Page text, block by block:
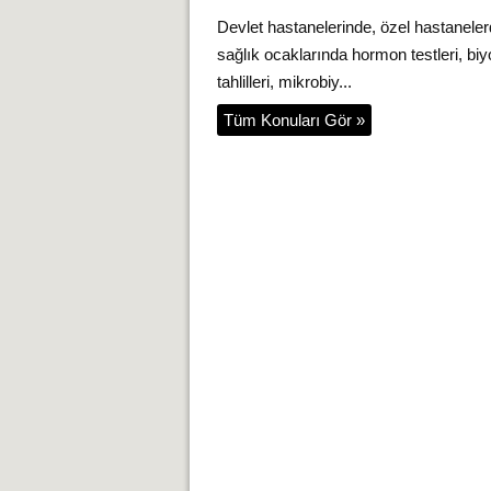
Devlet hastanelerinde, özel
sağlık ocaklarında hormon testleri,
tahlilleri, mikrobiy...
Tüm Konuları Gör »